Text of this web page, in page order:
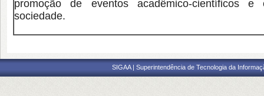
promoção de eventos acadêmico-científicos
sociedade.
SIGAA | Superintendência de Tecnologia da